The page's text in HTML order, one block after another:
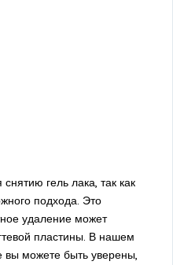
гель лака, так как
подхода. Это
удаление может
пластины. В нашем
вы можете быть уверены,